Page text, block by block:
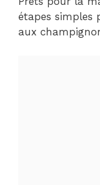
étapes simples
aux